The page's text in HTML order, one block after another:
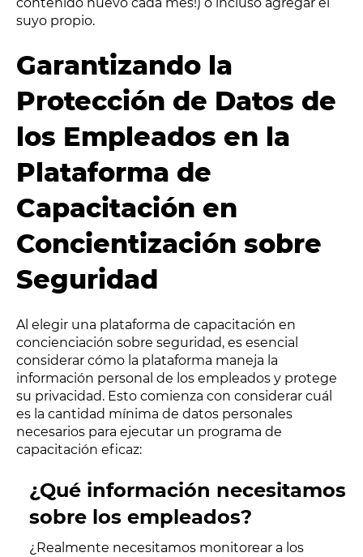
suyo propio.
Garantizando la
Protección de Datos de
los Empleados en la
Plataforma de
Capacitación en
Concientización sobre
Seguridad
Al elegir una plataforma de capacitación en
concienciación sobre seguridad, es esencial
considerar cómo la plataforma maneja la
información personal de los empleados y protege
su privacidad. Esto comienza con considerar cuál
es la cantidad mínima de datos personales
necesarios para ejecutar un programa de
capacitación eficaz:
¿Qué información necesitamos
sobre los empleados?
¿Realmente necesitamos monitorear a los